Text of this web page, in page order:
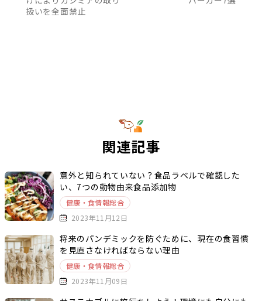
扱いを全面禁止
関連記事
意外と知られていない？食品ラベルで確認した
い、7つの動物由来食品添加物
健康・食情報総合
2023年11月12日
将来のパンデミックを防ぐために、現在の食習慣
を見直さなければならない理由
健康・食情報総合
2023年11月09日